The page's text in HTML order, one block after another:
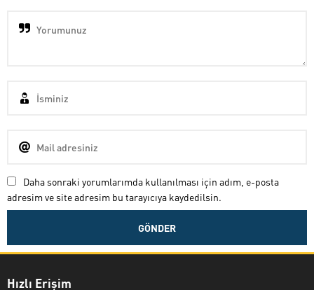
Daha sonraki yorumlarımda kullanılması için adım, e-posta
adresim ve site adresim bu tarayıcıya kaydedilsin.
Hızlı Erişim